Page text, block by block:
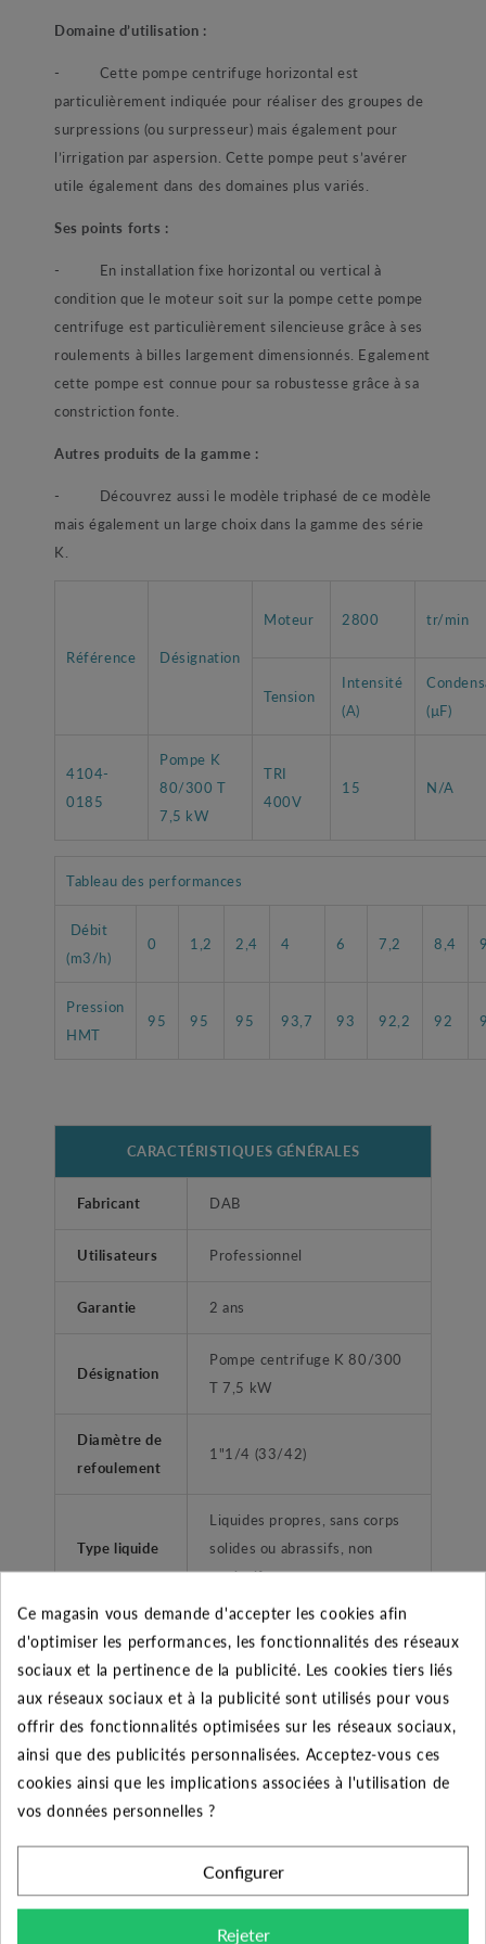
Domaine d’utilisation :
- Cette pompe centrifuge horizontal est
particulièrement indiquée pour réaliser des groupes de
surpressions (ou surpresseur) mais également pour
l’irrigation par aspersion. Cette pompe peut s’avérer
utile également dans des domaines plus variés.
Ses points forts :
- En installation fixe horizontal ou vertical à
condition que le moteur soit sur la pompe cette pompe
centrifuge est particulièrement silencieuse grâce à ses
roulements à billes largement dimensionnés. Egalement
cette pompe est connue pour sa robustesse grâce à sa
constriction fonte.
Autres produits de la gamme :
- Découvrez aussi le modèle triphasé de ce modèle
mais également un large choix dans la gamme des série
K.
Référence Désignation
Moteur 2800 tr/min
Tension
Intensité
(A)
(µF)
4104-
0185
Pompe K
80/300 T
7,5 kW
TRI
400V
15 N/A
Tableau des performances
Débit
(m3/h)
0 1,2 2,4 4 6 7,2 8,4
Pression
HMT
95 95 95 93,7 93 92,2 92
CARACTÉRISTIQUES GÉNÉRALES
Fabricant DAB
Utilisateurs Professionnel
Garantie 2 ans
Désignation
Pompe centrifuge K 80/300
T 7,5 kW
Diamètre de
refoulement
1"1/4 (33/42)
Type liquide
Liquides propres, sans corps
solides ou abrassifs, non
agréssifs.
Groupe de surpression
Type de
refoulement
Femelle taraudé
Plage de
température
liquide
-15°C à +110°C
ambiante
+40°C
Ce magasin vous demande d'accepter les cookies afin
d'optimiser les performances, les fonctionnalités des réseaux
sociaux et la pertinence de la publicité. Les cookies tiers liés
aux réseaux sociaux et à la publicité sont utilisés pour vous
offrir des fonctionnalités optimisées sur les réseaux sociaux,
ainsi que des publicités personnalisées. Acceptez-vous ces
cookies ainsi que les implications associées à l'utilisation de
vos données personnelles ?
Configurer
Rejeter